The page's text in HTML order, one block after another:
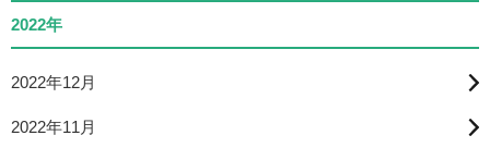
2022年
2022年12月
2022年11月